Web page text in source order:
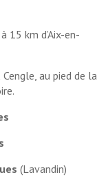
15 km d’Aix-en-
au pied de la
(Lavandin)